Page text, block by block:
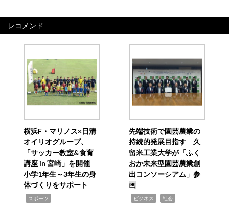
レコメンド
横浜F・マリノス×日清
オイリオグループ、
「サッカー教室&食育
講座 in 宮崎」を開催
小学1年生～3年生の身
体づくりをサポート
スポーツ
先端技術で園芸農業の
持続的発展目指す 久
留米工業大学が「ふく
おか未来型園芸農業創
出コンソーシアム」参
画
ビジネス 社会